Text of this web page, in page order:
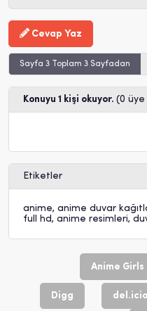
Cevap Yaz
Sayfa 3 Toplam 3 Sayfadan
Konuyu 1 kişi okuyor. (0 üye
Etiketler
anime, anime duvar
full hd, anime resimleri,
Anime Girls
Digg